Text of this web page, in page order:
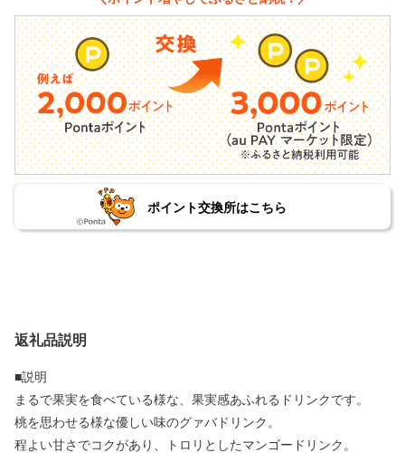
ポイント交換所はこちら
返礼品説明
■説明
まるで果実を食べている様な、果実感あふれるドリンクです。
桃を思わせる様な優しい味のグァバドリンク。
程よい甘さでコクがあり、トロリとしたマンゴードリンク。